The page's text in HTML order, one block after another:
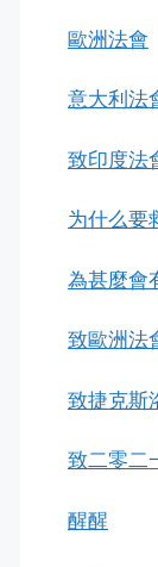
歐洲法會
意大利法
致印度法
为什么要
為甚麼會
致歐洲法
致捷克斯
致二零二
醒醒